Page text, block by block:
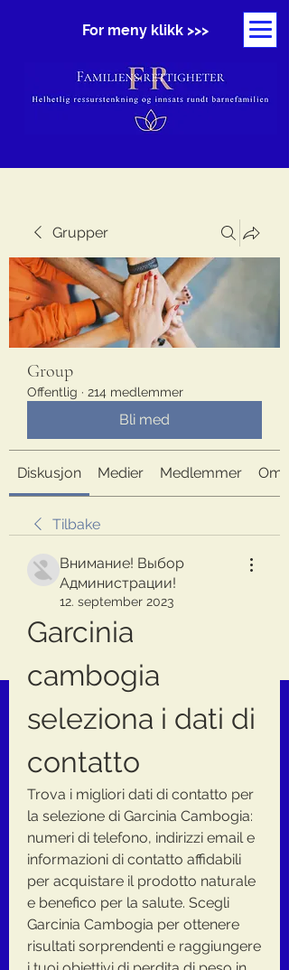
For meny klikk >>>
Grupper
Group
Offentlig · 214 medlemmer
Bli med
Diskusjon Medier Medlemmer Om
Tilbake
Внимание! Выбор
Администрации!
12. september 2023
Garcinia
cambogia
seleziona i dati di
contatto
Trova i migliori dati di contatto per
la selezione di Garcinia Cambogia:
numeri di telefono, indirizzi email e
informazioni di contatto affidabili
per acquistare il prodotto naturale
e benefico per la salute. Scegli
Garcinia Cambogia per ottenere
risultati sorprendenti e raggiungere